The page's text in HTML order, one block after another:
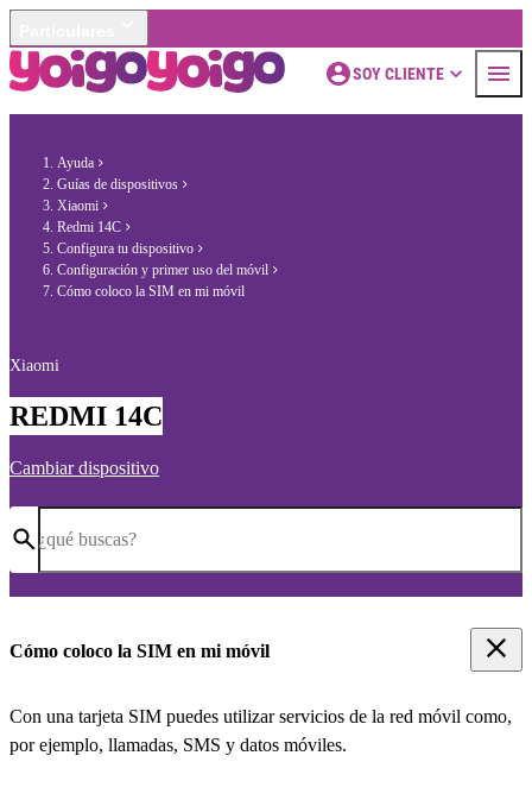
SOY CLIENTE
Ayuda
Guías de dispositivos
Xiaomi
Redmi 14C
Configura tu dispositivo
Configuración y primer uso del móvil
Cómo coloco la SIM en mi móvil
Xiaomi
REDMI 14C
Cambiar dispositivo
¿qué buscas?
Cómo coloco la SIM en mi móvil
Con una tarjeta SIM puedes utilizar servicios de la red móvil como,
por ejemplo, llamadas, SMS y datos móviles.